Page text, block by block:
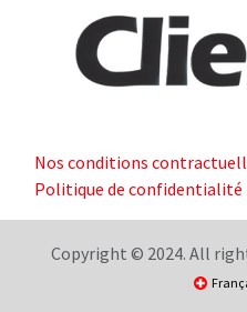
Nos conditions
Politique de confidentialité
Copyright © 2024. All